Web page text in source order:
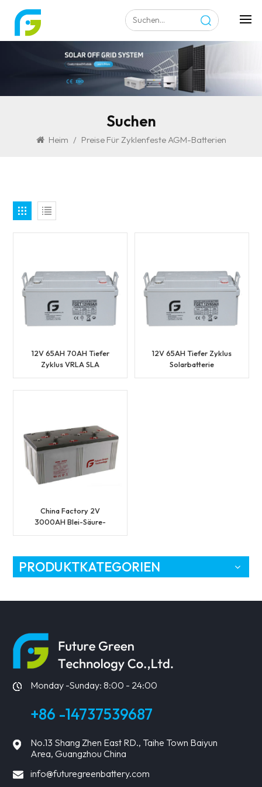
Suchen
Heim / Preise Für Zyklenfeste AGM-Batterien
12V 65AH 70AH Tiefer
Zyklus VRLA SLA
12V 65AH Tiefer Zyklus
Solarbatterie
China Factory 2V
3000AH Blei-Säure-
PRODUKTKATEGORIEN
Monday -Sunday: 8:00 - 24:00
+86 -14737539687
No.13 Shang Zhen East RD., Taihe Town Baiyun
Area, Guangzhou China
info@futuregreenbattery.com